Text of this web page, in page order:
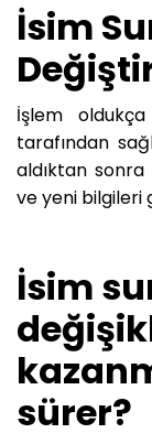
İsim
İşlem
tarafından
aldıktan sonra
ve yeni bilgileri
İsim
sürer?